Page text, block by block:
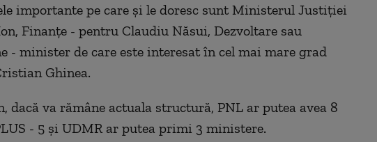
importante pe care și le doresc sunt Ministerul Justiției
Finanțe - pentru Claudiu Năsui, Dezvoltare sau
- minister de care este interesat în cel mai mare grad
Ghinea.
dacă va rămâne actuala structură, PNL ar putea avea 8
- 5 și UDMR ar putea primi 3 ministere.